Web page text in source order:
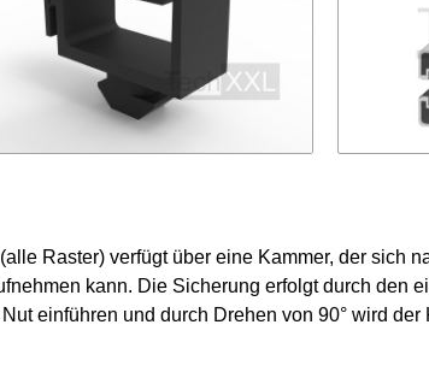
Raster) verfügt über eine Kammer, der sich
kann. Die Sicherung erfolgt durch den
einführen und durch Drehen von 90° wird